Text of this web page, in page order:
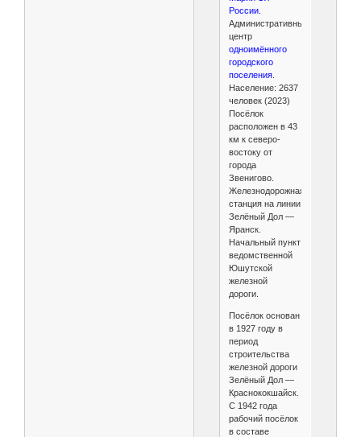
России.
Административный
центр
одноимённого
городского
поселения.
Население: 2637
человек (2023)
Посёлок
расположен в 43
км к северо-
востоку от
города
Звенигово.
Железнодорожная
станция на линии
Зелёный Дол —
Яранск.
Начальный пункт
ведомственной
Юшутской
железной
дороги.
Посёлок основан
в 1927 году в
период
строительства
железной дороги
Зелёный Дол —
Краснококшайск.
С 1942 года
рабочий посёлок
в составе